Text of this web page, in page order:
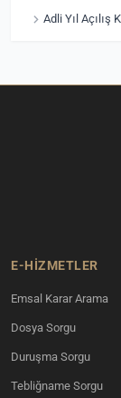
Adli Yıl Açılış
E-HİZMETLER
Emsal Karar Arama
Dosya Sorgu
Duruşma Sorgu
Tebliğname Sorgu